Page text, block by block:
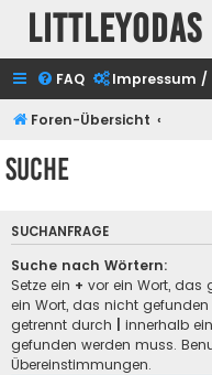
FAQ Impressum /
Foren-Übersicht
Suche
SUCHANFRAGE
Suche nach Wörtern:
Setze ein + vor ein Wort, das
ein Wort, das nicht gefunden
getrennt durch
innerhalb
gefunden werden muss.
Übereinstimmungen.